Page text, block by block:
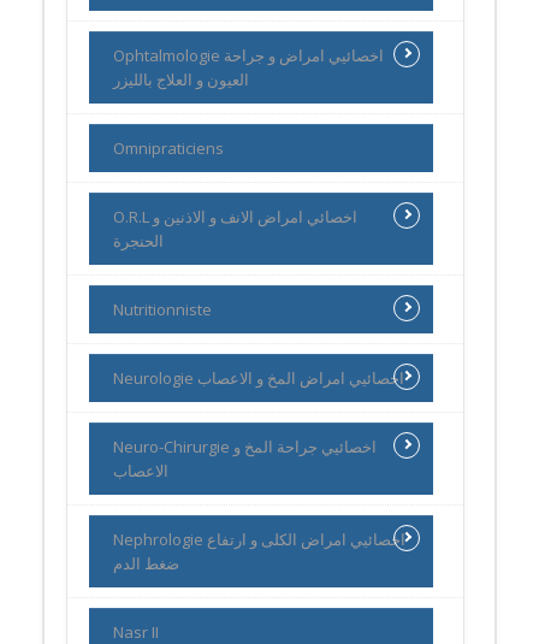
Ophtalmologie اخصائيي امراض و جراحة
العيون و العلاج بالليزر
Omnipraticiens
O.R.L اخصائي امراض الانف و الاذنين و
الحنجرة
Nutritionniste
Neurologie اخصائيي امراض المخ و الاعصاب
Neuro-Chirurgie اخصائيي جراحة المخ و
الاعصاب
Nephrologie اخصائيي امراض الكلى و ارتفاع
ضغط الدم
Nasr II